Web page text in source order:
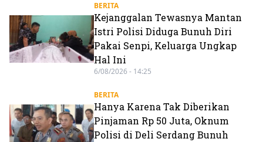
BERITA
Kejanggalan Tewasnya Mantan
Istri Polisi Diduga Bunuh Diri
Pakai Senpi, Keluarga Ungkap
Hal Ini
6/08/2026 - 14:25
BERITA
Hanya Karena Tak Diberikan
Pinjaman Rp 50 Juta, Oknum
Polisi di Deli Serdang Bunuh